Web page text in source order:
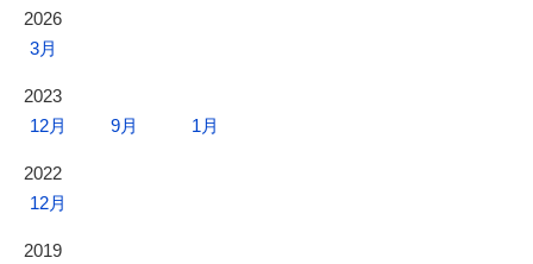
2026
3月
2023
12月
9月 1月
2022
12月
2019